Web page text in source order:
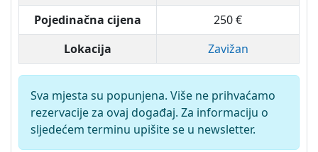
Pojedinačna cijena
250 €
Lokacija
Zavižan
Sva mjesta su popunjena. Više ne prihvaćamo
rezervacije za ovaj događaj. Za informaciju o
sljedećem terminu upišite se u newsletter.